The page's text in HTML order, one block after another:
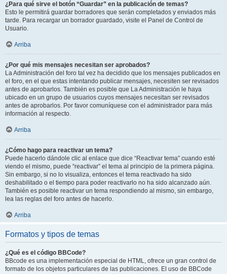
¿Para qué sirve el botón “Guardar” en la publicación de temas?
Esto le permitirá guardar borradores que serán completados y enviados más
tarde. Para recargar un borrador guardado, visite el Panel de Control de
Usuario.
Arriba
¿Por qué mis mensajes necesitan ser aprobados?
La Administración del foro tal vez ha decidido que los mensajes publicados en
el foro, en el que estas intentando publicar mensajes, necesiten ser revisados
antes de aprobarlos. También es posible que La Administración le haya
ubicado en un grupo de usuarios cuyos mensajes necesitan ser revisados
antes de aprobarlos. Por favor comuníquese con el administrador para más
información al respecto.
Arriba
¿Cómo hago para reactivar un tema?
Puede hacerlo dándole clic al enlace que dice “Reactivar tema” cuando esté
viendo el mismo, puede “reactivar” el tema al principio de la primera página.
Sin embargo, si no lo visualiza, entonces el tema reactivado ha sido
deshabilitado o el tiempo para poder reactivarlo no ha sido alcanzado aún.
También es posible reactivar un tema respondiendo al mismo, sin embargo,
lea las reglas del foro antes de hacerlo.
Arriba
Formatos y tipos de temas
¿Qué es el código BBCode?
BBcode es una implementación especial de HTML, ofrece un gran control de
formato de los objetos particulares de las publicaciones. El uso de BBCode